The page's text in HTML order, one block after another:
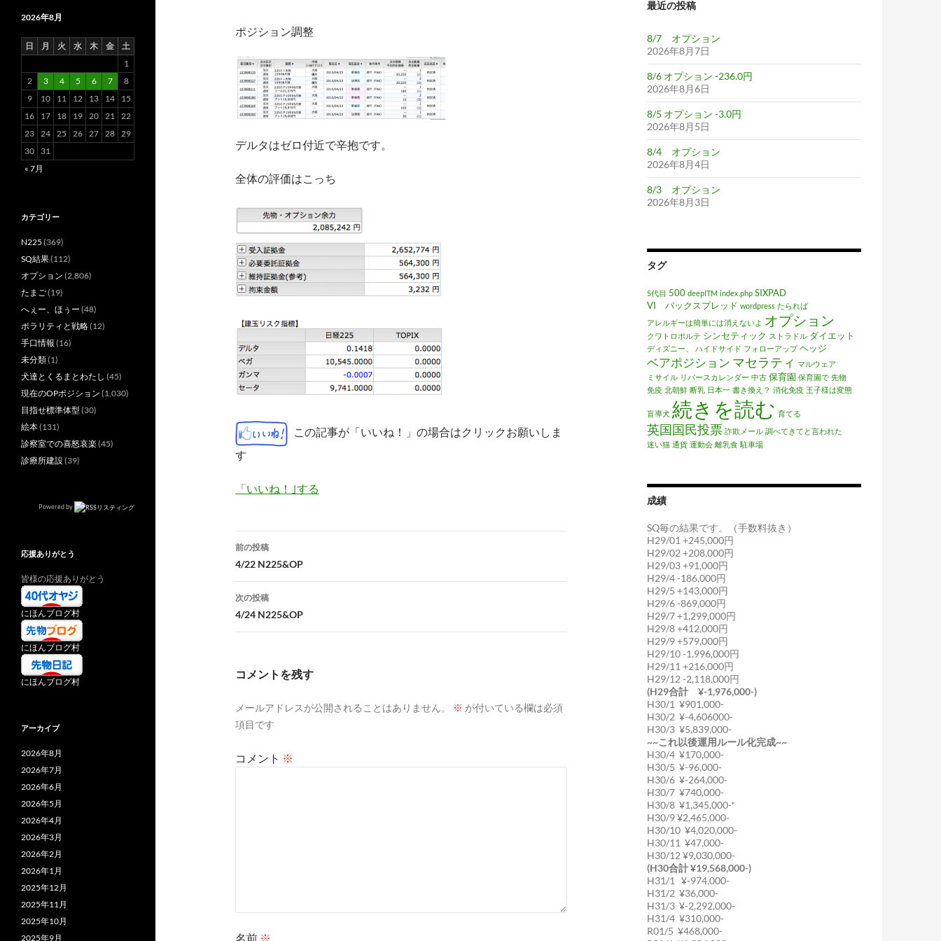
ポジション調整
デルタはゼロ付近で辛抱です。
全体の評価はこっち
この記事が「いいね！」の場合はクリックお願いしま
す
「いいね！｣する
投
稿
ナ
ビ
ゲ
ョ
前の投稿
4/22 N225&OP
次の投稿
4/24 N225&OP
コメントを残す
メールアドレスが公開されることはありません。 ※ が付いている欄は必須
項目です
コメント ※
名前 ※
最近の投稿
8/7 オプション
2026年8月7日
8/6 オプション -236.0円
2026年8月6日
8/5 オプション -3.0円
2026年8月5日
8/4 オプション
2026年8月4日
8/3 オプション
2026年8月3日
タグ
5代目 500 deepITM index.php SIXPAD
VI バックスプレッド wordpress たられば
アレルギーは簡単には消えないよ オプション
クワトロポルテ シンセティック ストラドル ダイエット
ディズニー、 ハイドサイド フォローアップ ヘッジ
ベアポジション マセラティ マルウェア
ミサイル リバースカレンダー 中古 保育園 保育園で 先物
免疫 北朝鮮 断乳 日本一 書き換え？ 消化免疫 王子様は変態
盲導犬 続きを読む 育てる
英国国民投票 詐欺メール 調べてきてと言われた
迷い猫 通貨 運動会 離乳食 駐車場
成績
SQ毎の結果です。（手数料抜き）
H29/01 +245,000円
H29/02 +208,000円
H29/03 +91,000円
H29/4 -186,000円
H29/5 +143,000円
H29/6 -869,000円
H29/7 +1,299,000円
H29/8 +412,000円
H29/9 +579,000円
H29/10 -1,996,000円
H29/11 +216,000円
H29/12 -2,118,000円
(H29合計 ¥-1,976,000-)
H30/1 ¥901,000-
H30/2 ¥-4,606000-
H30/3 ¥5,839,000-
~~これ以後運用ルール化完成~~
H30/4 ¥170,000-
H30/5 ¥-96,000-
H30/6 ¥-264,000-
H30/7 ¥740,000-
H30/8 ¥1,345,000-*
H30/9 ¥2,465,000-
H30/10 ¥4,020,000-
H30/11 ¥47,000-
H30/12 ¥9,030,000-
(H30合計 ¥19,568,000-)
H31/1 ¥-974,000-
H31/2 ¥36,000-
H31/3 ¥-2,292,000-
H31/4 ¥310,000-
R01/5 ¥468,000-
2026年8月
日 月 火 水 木 金
土
1
2
3 4 5 6 7
8
9
10 11 12 13 14
15
16
17 18 19 20 21
22
23
24 25 26 27 28
29
30
31
« 7月
カテゴリー
N225 (369)
SQ結果(112)
オプション (2,806)
たまご(19)
へぇー、ほぅー (48)
ボラリティと戦略(12)
手口情報 (16)
未分類(1)
犬達とくるまとわたし (45)
現在のOPポジション (1,030)
目指せ標準体型 (30)
絵本(131)
診察室での喜怒哀楽(45)
診療所建設(39)
Powered by
応援ありがとう
皆様の応援ありがとう
にほんブログ村
にほんブログ村
にほんブログ村
アーカイブ
2026年8月
2026年7月
2026年6月
2026年5月
2026年4月
2026年3月
2026年2月
2026年1月
2025年12月
2025年11月
2025年10月
2025年9月